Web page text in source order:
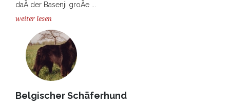
daÃ der Basenji groÃe ...
weiter lesen
Belgischer Schäferhund